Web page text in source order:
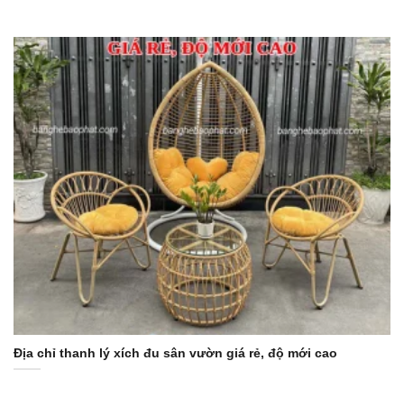
Địa chỉ thanh lý xích đu sân vườn giá rẻ, độ mới cao